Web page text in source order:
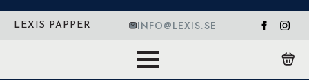
LEXIS PAPPER INFO@LEXIS.SE